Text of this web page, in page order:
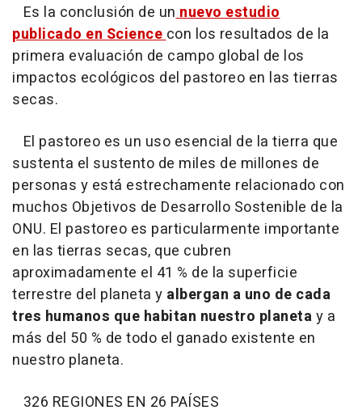
Es la conclusión de unnuevo estudio
publicado en Sciencecon los resultados de la
primera evaluación de campo global de los
impactos ecológicos del pastoreo en las tierras
secas.
El pastoreo es un uso esencial de la tierra que
sustenta el sustento de miles de millones de
personas y está estrechamente relacionado con
muchos Objetivos de Desarrollo Sostenible de la
ONU. El pastoreo es particularmente importante
en las tierras secas, que cubren
aproximadamente el 41 % de la superficie
terrestre del planeta y albergan a uno de cada
tres humanos que habitan nuestro planetay a
más del 50 % de todo el ganado existente en
nuestro planeta.
326 REGIONES EN 26 PAÍSES